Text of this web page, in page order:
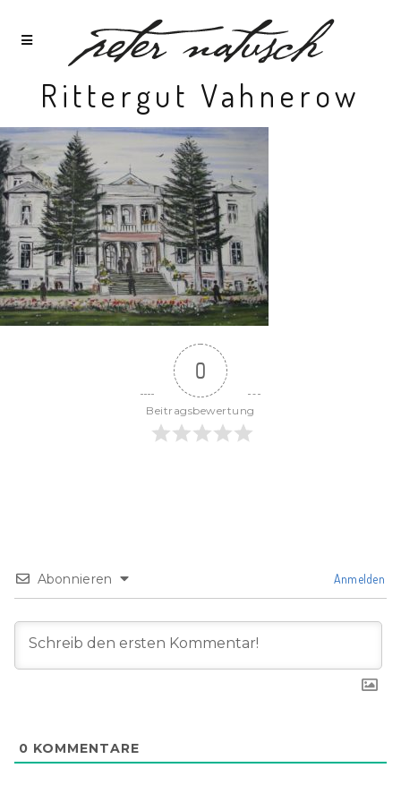
Rittergut Vahnerow
0
Beitragsbewertung
Abonnieren Anmelden
0 KOMMENTARE